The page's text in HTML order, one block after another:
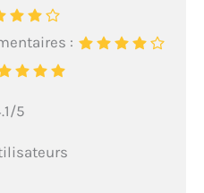
:
5